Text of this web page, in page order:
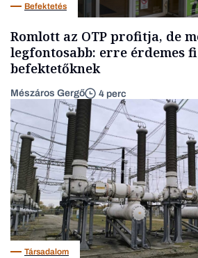
Befektetés
Romlott az OTP profitja, de
legfontosabb: erre érdemes
befektetőknek
Mészáros Gergő 4 perc
Társadalom